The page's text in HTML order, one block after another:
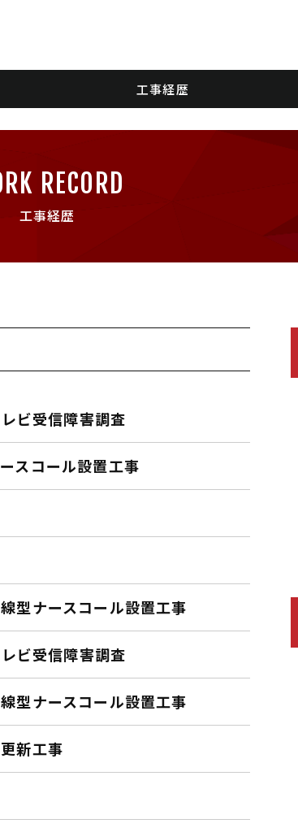
工事経歴
RECORD
工事経歴
ビ受信障害調査
スコール設置工事
型ナースコール設置工事
ビ受信障害調査
型ナースコール設置工事
新工事